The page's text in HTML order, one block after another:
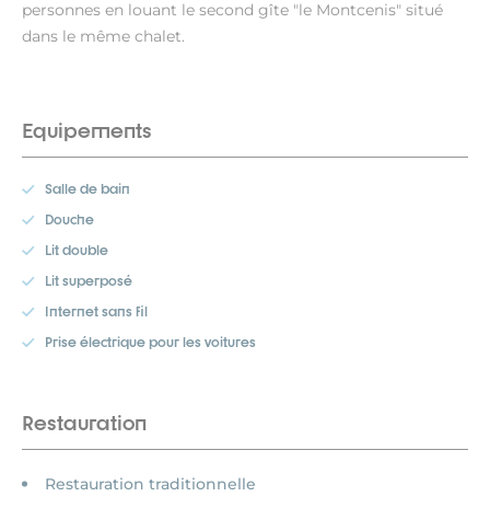
personnes en louant le second gîte "le Montcenis" situé
dans le même chalet.
Equipements
Salle de bain
Douche
Lit double
Lit superposé
Internet sans fil
Prise électrique pour les voitures
Restauration
Restauration traditionnelle